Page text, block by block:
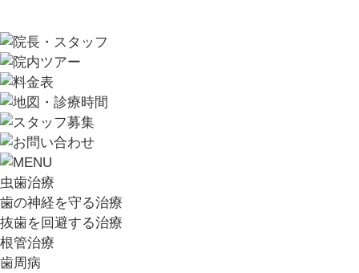
虫歯治療
歯の神経を守る治療
抜歯を回避する治療
根管治療
歯周病